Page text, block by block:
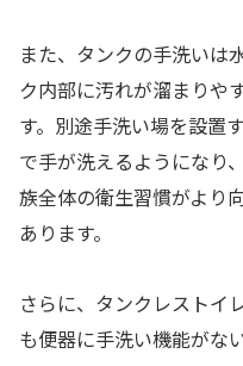
また、タンクの手洗いは
ク内部に汚れが溜まりや
す。別途手洗い場を設置
で手が洗えるようになり
族全体の衛生習慣がより
あります。
さらに、タンクレストイ
も便器に手洗い機能がな